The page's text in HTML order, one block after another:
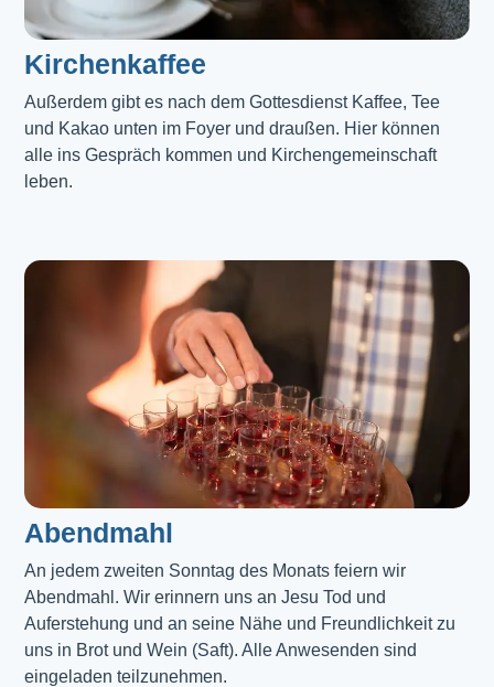
Kirchenkaffee
Außerdem gibt es nach dem Gottesdienst Kaffee, Tee
und Kakao unten im Foyer und draußen. Hier können
alle ins Gespräch kommen und Kirchengemeinschaft
leben.
Abendmahl​
An jedem zweiten Sonntag des Monats feiern wir
Abendmahl. Wir erinnern uns an Jesu Tod und
Auferstehung und an seine Nähe und Freundlichkeit zu
uns in Brot und Wein (Saft). Alle Anwesenden sind
eingeladen teilzunehmen.